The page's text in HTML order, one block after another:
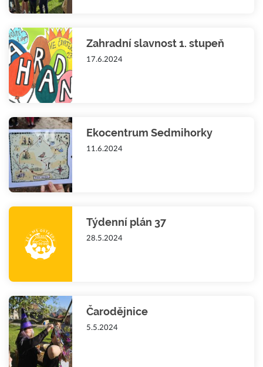
Zahradní slavnost 1. stupeň
17.6.2024
Ekocentrum Sedmihorky
11.6.2024
Týdenní plán 37
28.5.2024
Čarodějnice
5.5.2024